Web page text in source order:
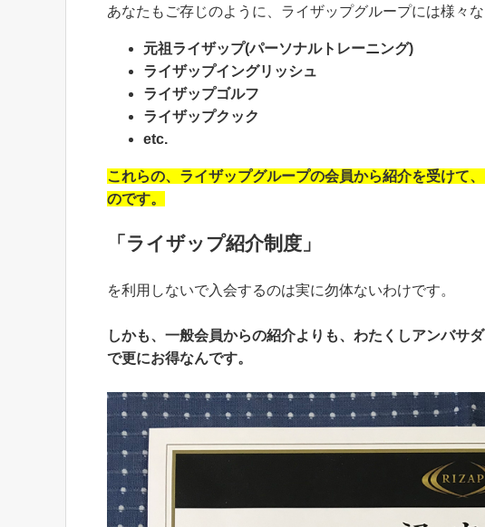
あなたもご存じのように、ライザップグループには様々
元祖ライザップ(パーソナルトレーニング)
ライザップイングリッシュ
ライザップゴルフ
ライザップクック
etc.
これらの、ライザップグループの会員から紹介を受けて
のです。
「ライザップ紹介制度」
を利用しないで入会するのは実に勿体ないわけです。
しかも、一般会員からの紹介よりも、わたくしアンバサ
で更にお得なんです。